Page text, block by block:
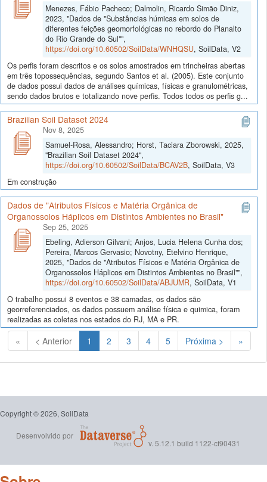
Menezes, Fábio Pacheco; Dalmolin, Ricardo Simão Diniz,
2023, "Dados de "Substâncias húmicas em solos de
diferentes feições geomorfológicas no rebordo do Planalto
do Rio Grande do Sul"",
https://doi.org/10.60502/SoilData/WNHQSU, SoilData, V2
Os perfis foram descritos e os solos amostrados em trincheiras abertas
em três topossequências, segundo Santos et al. (2005). Este conjunto
de dados possui dados de análises químicas, físicas e granulométricas,
sendo dados brutos e totalizando nove perfis. Todos todos os perfis g...
Brazilian Soil Dataset 2024
Nov 8, 2025
Samuel-Rosa, Alessandro; Horst, Taciara Zborowski, 2025,
"Brazilian Soil Dataset 2024",
https://doi.org/10.60502/SoilData/BCAV2B, SoilData, V3
Em construção
Dados de "Atributos Físicos e Matéria Orgânica de
Organossolos Háplicos em Distintos Ambientes no Brasil"
Sep 25, 2025
Ebeling, Adierson Gilvani; Anjos, Lucia Helena Cunha dos;
Pereira, Marcos Gervasio; Novotny, Etelvino Henrique,
2025, "Dados de "Atributos Físicos e Matéria Orgânica de
Organossolos Háplicos em Distintos Ambientes no Brasil"",
https://doi.org/10.60502/SoilData/ABJUMR, SoilData, V1
O trabalho possui 8 eventos e 38 camadas, os dados são
georreferenciados, os dados possuem análise física e quimica, foram
realizadas as coletas nos estados do RJ, MA e PR.
« < Anterior 1 (Atual)
2 3 4 5 Próxima > »
Copyright © 2026, SoilData
Desenvolvido por
v. 5.12.1 build 1122-cf90431